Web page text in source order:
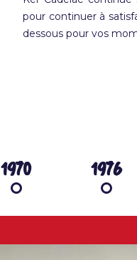
pour continuer à
dessous pour vos
1970 1976